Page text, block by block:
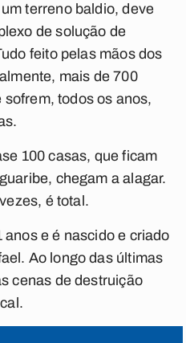
terreno baldio, deve
de solução de
feito pelas mãos dos
mais de 700
todos os anos,
100 casas, que ficam
chegam a alagar.
é total.
e é nascido e criado
Ao longo das últimas
cenas de destruição